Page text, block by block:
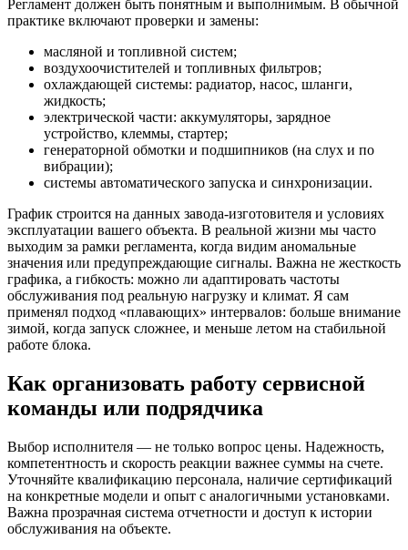
Регламент должен быть понятным и выполнимым. В обычной
практике включают проверки и замены:
масляной и топливной систем;
воздухоочистителей и топливных фильтров;
охлаждающей системы: радиатор, насос, шланги,
жидкость;
электрической части: аккумуляторы, зарядное
устройство, клеммы, стартер;
генераторной обмотки и подшипников (на слух и по
вибрации);
системы автоматического запуска и синхронизации.
График строится на данных завода-изготовителя и условиях
эксплуатации вашего объекта. В реальной жизни мы часто
выходим за рамки регламента, когда видим аномальные
значения или предупреждающие сигналы. Важна не жесткость
графика, а гибкость: можно ли адаптировать частоты
обслуживания под реальную нагрузку и климат. Я сам
применял подход «плавающих» интервалов: больше внимание
зимой, когда запуск сложнее, и меньше летом на стабильной
работе блока.
Как организовать работу сервисной
команды или подрядчика
Выбор исполнителя — не только вопрос цены. Надежность,
компетентность и скорость реакции важнее суммы на счете.
Уточняйте квалификацию персонала, наличие сертификаций
на конкретные модели и опыт с аналогичными установками.
Важна прозрачная система отчетности и доступ к истории
обслуживания на объекте.